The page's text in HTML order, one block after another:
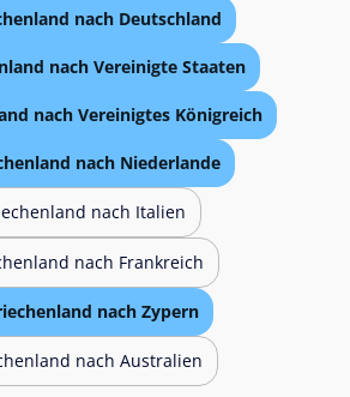
nach Deutschland
nach Vereinigte Staaten
nach Vereinigtes Königreich
nach Niederlande
nach Italien
nach Frankreich
nach Zypern
nach Australien